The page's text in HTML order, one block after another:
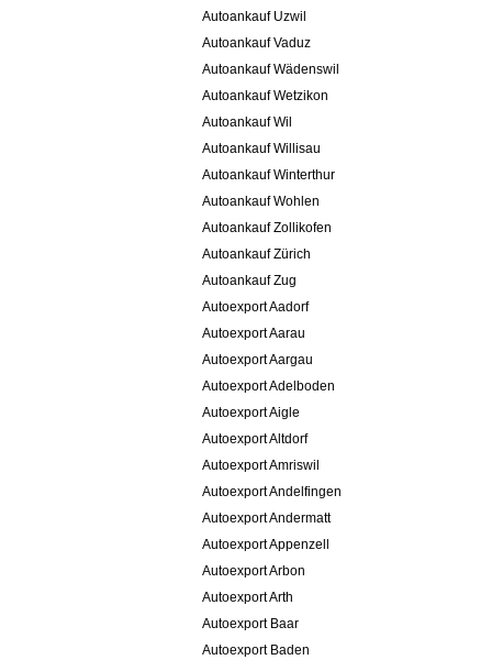
Autoankauf Uzwil
Autoankauf Vaduz
Autoankauf Wädenswil
Autoankauf Wetzikon
Autoankauf Wil
Autoankauf Willisau
Autoankauf Winterthur
Autoankauf Wohlen
Autoankauf Zollikofen
Autoankauf Zürich
Autoankauf Zug
Autoexport Aadorf
Autoexport Aarau
Autoexport Aargau
Autoexport Adelboden
Autoexport Aigle
Autoexport Altdorf
Autoexport Amriswil
Autoexport Andelfingen
Autoexport Andermatt
Autoexport Appenzell
Autoexport Arbon
Autoexport Arth
Autoexport Baar
Autoexport Baden